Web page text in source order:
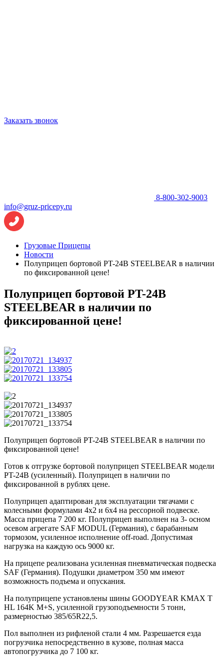
Заказать звонок
8-800-302-9003
info@gruz-pricepy.ru
Грузовые Прицепы
Новости
Полуприцеп бортовой PT-24B STEELBEAR в наличии
по фиксированной цене!
Полуприцеп бортовой PT-24B
STEELBEAR в наличии по
фиксированной цене!
Полуприцеп бортовой PT-24B STEELBEAR в наличии по
фиксированной цене!
Готов к отгрузке бортовой полуприцеп STEELBEAR модели
PT-24B (усиленный). Полуприцеп в наличии по
фиксированной в рублях цене.
Полуприцеп адаптирован для эксплуатации тягачами с
колесными формулами 4х2 и 6х4 на рессорной подвеске.
Масса прицепа 7 200 кг. Полуприцеп выполнен на 3- осном
осевом агрегате SAF MODUL (Германия), с барабанным
тормозом, усиленное исполнение off-road. Допустимая
нагрузка на каждую ось 9000 кг.
На прицепе реализована усиленная пневматическая подвеска
SAF (Германия). Подушки диаметром 350 мм имеют
возможность подъема и опускания.
На полуприцепе установлены шины GOODYEAR KMAX T
HL 164K M+S, усиленной грузоподъемности 5 тонн,
размерностью 385/65R22,5.
Пол выполнен из рифленой стали 4 мм. Разрешается езда
погрузчика непосредственно в кузове, полная масса
автопогрузчика до 7 100 кг.